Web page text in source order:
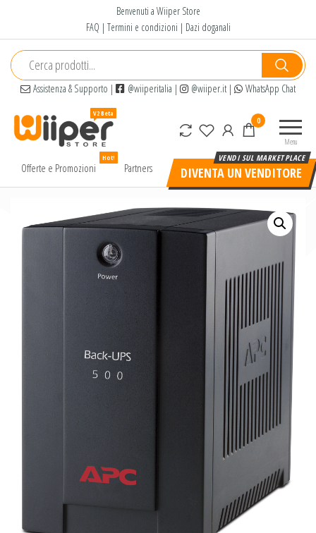
contenuto
Benvenuti a Wiiper Store
FAQ | Termini e condizioni | Dazi doganali
Assistenza & Supporto | @wiiperitalia | @wiiper.it| WhatsApp Chat
alta
prezzo
Menu
0
Offerte e Promozioni
Hot!
Partners DIVENTA UN VENDITORE